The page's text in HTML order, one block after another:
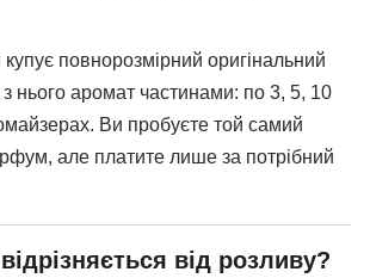
повнорозмірний оригінальний
нього аромат частинами: по 3, 5, 10
Ви пробуєте той самий
але платите лише за потрібний
від розливу?